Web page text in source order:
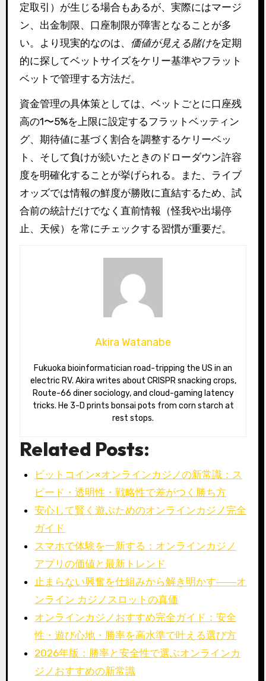
定取引）が生じる場合もあるが、実際にはマージ
ン、出金制限、口座制限が障害となることが多
い。より現実的なのは、 価値が見える賭けを定期
的に探してベットサイズをケリー基準やフラット
ベットで管理する方法だ。
資金管理の具体策としては、ベットごとに口座残
高の1〜5%を上限に設定するフラットベッティン
グ、期待値に基づく割合を調整するケリーベッ
ト、そして負けが続いたときのドローダウン許容
度を明確化することが挙げられる。また、ライブ
オッズでは情報の鮮度が勝敗に直結するため、試
合前の統計だけでなく直前情報（怪我や出場停
止、天候）を常にチェックする習慣が重要だ。
Akira Watanabe
Fukuoka bioinformatician road-tripping the US in an
electric RV. Akira writes about CRISPR snacking crops,
Route-66 diner sociology, and cloud-gaming latency
tricks. He 3-D prints bonsai pots from corn starch at
rest stops.
Related Posts:
ビットコイン×オンラインカジノの新常識：ス
ピード・透明性・戦略性で差がつく勝ち方
安心して賢く遊ぶためのオンラインカジノ完全
ガイド
スマホで体験を一新する：オンラインカジノ
アプリの価値と最新トレンド
止まらない興奮を仕組みから解き明かす――オ
ンライン カジノスロットの真価
オンラインカジノおすすめ完全ガイド：安全
性・遊び心地・勝率を高水準で叶える選び方
2026年版：勝率と安全性で選ぶオンラインカ
ジノおすすめの新常識